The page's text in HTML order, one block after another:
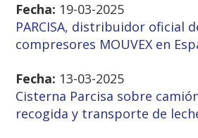
Fecha: 19-03-2025
PARCISA, distribuidor oficial
compresores MOUVEX en
Fecha: 13-03-2025
Cisterna Parcisa sobre
recogida y transporte de